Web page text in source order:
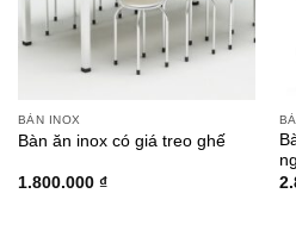
BÀN INOX
Bàn ăn inox có giá treo ghế
1.800.000 ₫